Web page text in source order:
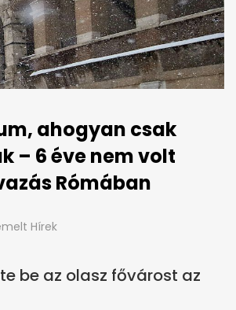
ahogyan csak
– 6 éve nem volt
Rómában
Hírek
be az olasz fővárost az